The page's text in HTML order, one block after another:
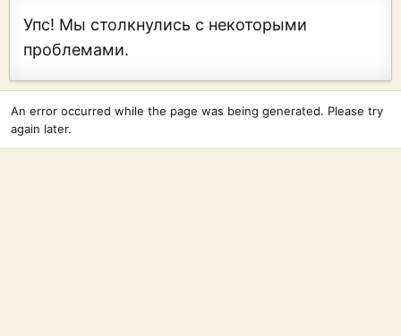
Упс! Мы столкнулись с некоторыми
проблемами.
An error occurred while the page was being generated. Please try
again later.